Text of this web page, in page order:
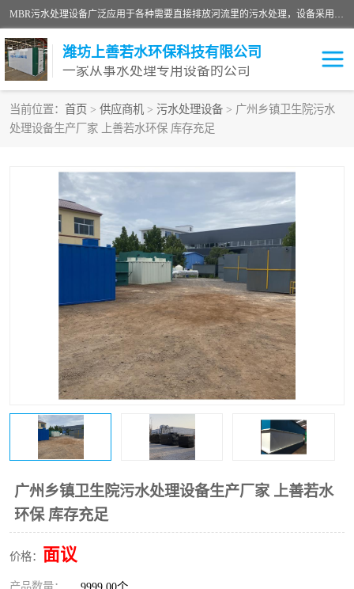
MBR污水处理设备广泛应用于各种需要直接排放河流里的污水处理，设备采用膜生物反应器（Membrane Bioreactor,简称MBR〕技术，取代了传统工艺中的二沉池，它可以*地进行固液分离，得到直接使用的稳定中水，又可在生物池内维持高浓度的微生物量，工艺剩余污泥少，极有效地去除氨氮，出水悬浮物和浊度接近于零，出水中细菌和病毒被大幅度去除，能耗低，占地面积小。
潍坊上善若水环保科技有限公司
一家从事水处理专用设备的公司
当前位置： 首页 > 供应商机 > 污水处理设备 > 广州乡镇卫生院污水
处理设备生产厂家 上善若水环保 库存充足
广州乡镇卫生院污水处理设备生产厂家 上善若水
环保 库存充足
价格： 面议
污水处理设备 医院污水处理设备
生活污水处理设备 油墨污水处理设备
洗涤污水处理设备 实验室污水处理设备
诊所门诊污水处理设备 臭氧消毒设备
养殖污水处理设备 屠宰污水处理设备
一体化污水处理设备 食品制造业污水处理设备
医院辐射污水衰变池